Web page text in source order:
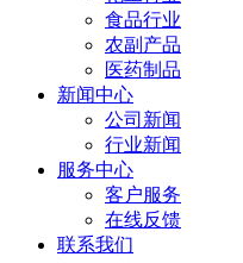
食品行业
农副产品
医药制品
新闻中心
公司新闻
行业新闻
服务中心
客户服务
在线反馈
联系我们